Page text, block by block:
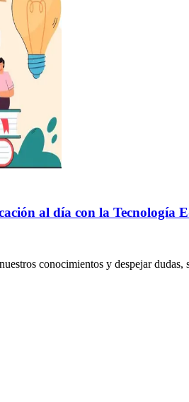
al día con la Tecnología
conocimientos y despejar